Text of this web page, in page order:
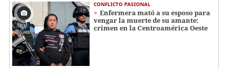
CONFLICTO PASIONAL
Enfermera mató a su esposo para
vengar la muerte de su amante:
crimen en la Centroamérica Oeste